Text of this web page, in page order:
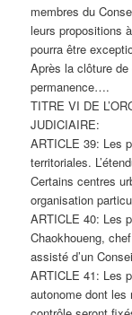
membres du
leurs propositions
pourra être
Après la clôture
permanence….
TITRE VI DE
JUDICIAIRE:
ARTICLE 39: Les
territoriales.
Certains centres
organisation
ARTICLE 40: Les
Chaokhoueng,
assisté d’un
ARTICLE 41: Les
autonome dont